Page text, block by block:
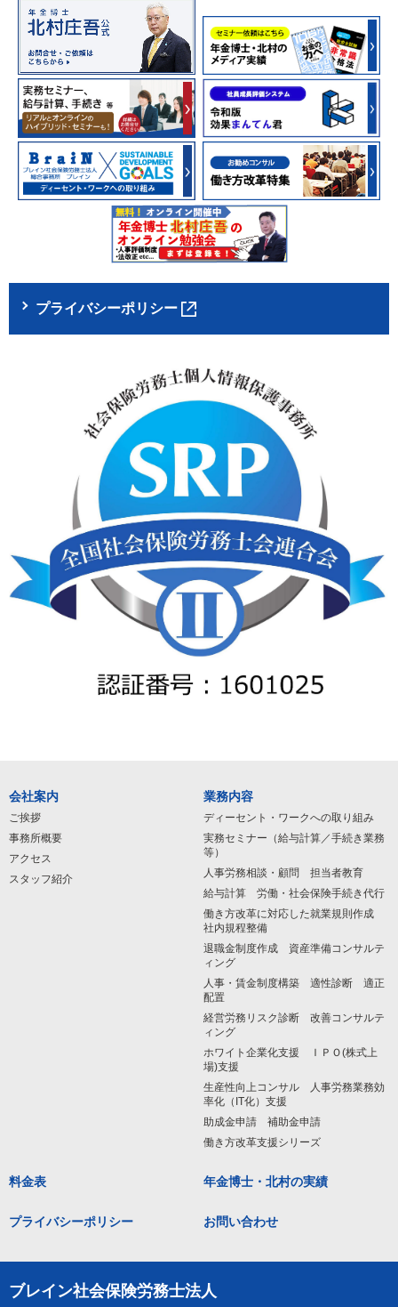
プライバシーポリシー
会社案内
ご挨拶
事務所概要
アクセス
スタッフ紹介
業務内容
ディーセント・ワークへの取り組み
実務セミナー（給与計算／手続き業務
等）
人事労務相談・顧問 担当者教育
給与計算 労働・社会保険手続き代行
働き方改革に対応した就業規則作成
社内規程整備
退職金制度作成 資産準備コンサルテ
ィング
人事・賃金制度構築 適性診断 適正
配置
経営労務リスク診断 改善コンサルテ
ィング
ホワイト企業化支援 ＩＰＯ(株式上
場)支援
生産性向上コンサル 人事労務業務効
率化（IT化）支援
助成金申請 補助金申請
働き方改革支援シリーズ
料金表 年金博士・北村の実績
プライバシーポリシー お問い合わせ
ブレイン社会保険労務士法人